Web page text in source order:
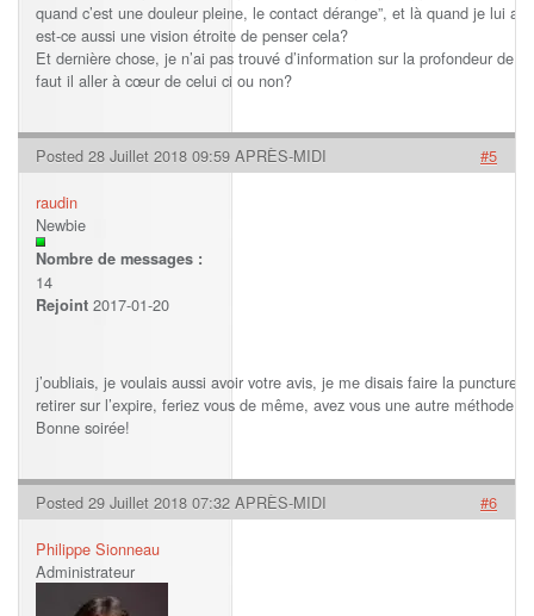
quand c’est une douleur pleine, le contact dérange”, et là quand je lui
est-ce aussi une vision étroite de penser cela?
Et dernière chose, je n’ai pas trouvé d’information sur la profondeur de
faut il aller à cœur de celui ci ou non?
Posted 28 Juillet 2018 09:59 APRÈS-MIDI #5
raudin
Newbie
Nombre de messages :
14
Rejoint 2017-01-20
j’oubliais, je voulais aussi avoir votre avis, je me disais faire la puncture
retirer sur l’expire, feriez vous de même, avez vous une autre méthode?
Bonne soirée!
Posted 29 Juillet 2018 07:32 APRÈS-MIDI #6
Philippe Sionneau
Administrateur